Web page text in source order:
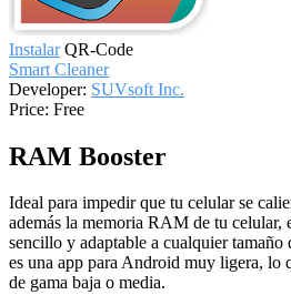
Instalar QR-Code
Smart Cleaner
Developer: SUVsoft Inc.
Price: Free
RAM Booster
Ideal para impedir que tu celular se
además la memoria RAM de tu celular,
sencillo y adaptable a cualquier
es una app para Android muy ligera, lo
de gama baja o media.